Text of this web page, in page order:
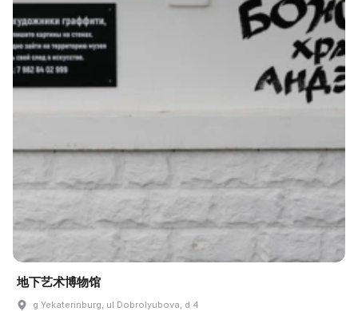
地下艺术博物馆
g Yekaterinburg, ul Dobrolyubova, d 4